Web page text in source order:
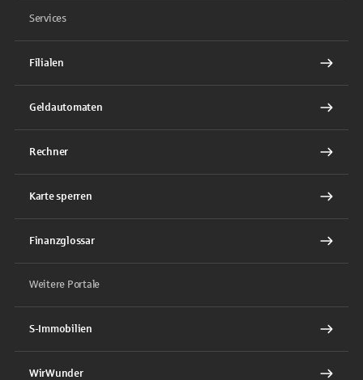
Services
Filialen
Geldautomaten
Rechner
Karte sperren
Finanzglossar
Weitere Portale
S-Immobilien
WirWunder